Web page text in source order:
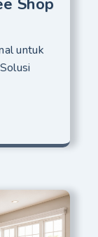
untuk